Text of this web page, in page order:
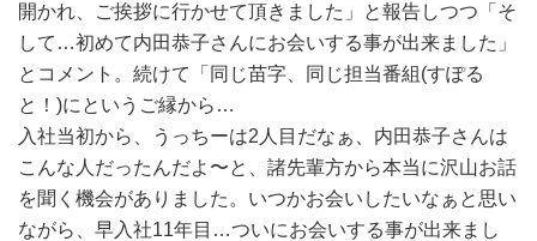
開かれ、ご挨拶に行かせて頂きました」と報告しつつ「そ
して…初めて内田恭子さんにお会いする事が出来ました」
とコメント。続けて「同じ苗字、同じ担当番組(すぽる
と！)にというご縁から…
入社当初から、うっちーは2人目だなぁ、内田恭子さんは
こんな人だったんだよ〜と、諸先輩方から本当に沢山お話
を聞く機会がありました。いつかお会いしたいなぁと思い
ながら、早入社11年目…ついにお会いする事が出来まし